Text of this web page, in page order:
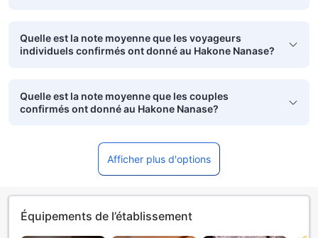
Quelle est la note moyenne que les voyageurs
individuels confirmés ont donné au Hakone Nanase?
Quelle est la note moyenne que les couples
confirmés ont donné au Hakone Nanase?
Afficher plus d'options
Équipements de l’établissement